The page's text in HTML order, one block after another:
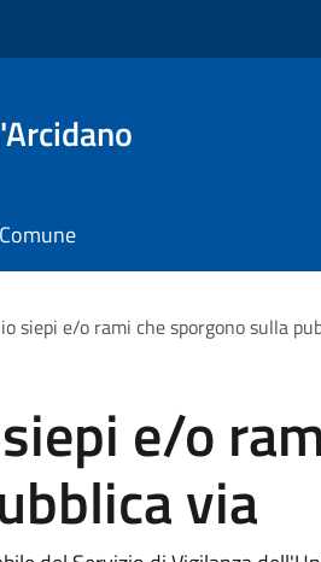
siepi e/o rami che sporgono sulla
e/o
via